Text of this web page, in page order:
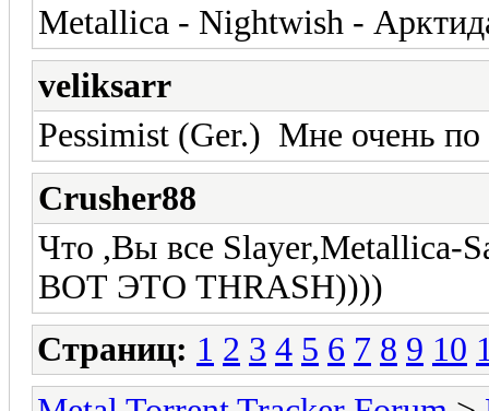
Metallica - Nightwish -
veliksarr
Pessimist (Ger.) Мне очень по
Crusher88
Что ,Вы все Slayer,Metallica-
ВОТ ЭТО THRASH))))
Страниц: 1 2 3 4 5 6 7 8 9 10